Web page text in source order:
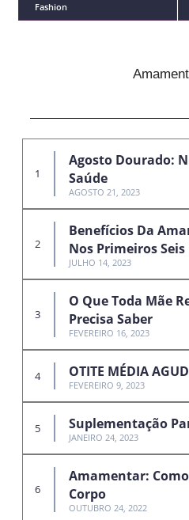
Fashion
Agosto Dourado:
Saúde
AGOSTO 21, 2023
Benefícios Da
Nos Primeiros Seis
JULHO 14, 2023
O Que Toda Mãe
Precisa Saber
FEVEREIRO 16, 2023
OTITE MÉDIA
FEVEREIRO 9, 2023
Suplementação
JANEIRO 24, 2023
Amamentar:
Corpo
OUTUBRO 24, 2022